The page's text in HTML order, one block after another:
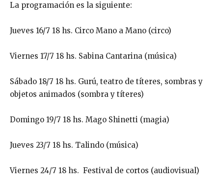
La programación es la siguiente:
Jueves 16/7 18 hs. Circo Mano a Mano (circo)
Viernes 17/7 18 hs. Sabina Cantarina (música)
Sábado 18/7 18 hs. Gurú, teatro de títeres, sombras y
objetos animados (sombra y títeres)
Domingo 19/7 18 hs. Mago Shinetti (magia)
Jueves 23/7 18 hs. Talindo (música)
Viernes 24/7 18 hs. Festival de cortos (audiovisual)